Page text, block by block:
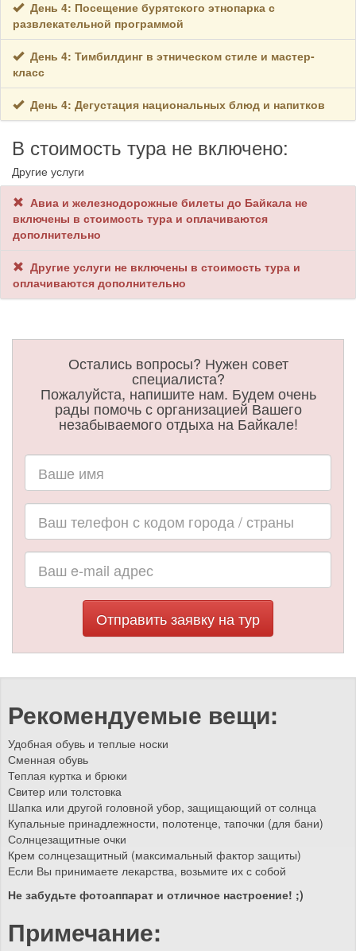
День 4: Посещение бурятского этнопарка с
развлекательной программой
День 4: Тимбилдинг в этническом стиле и мастер-
класс
День 4: Дегустация национальных блюд и напитков
В стоимость тура не включено:
Другие услуги
Авиа и железнодорожные билеты до Байкала не
включены в стоимость тура и оплачиваются
дополнительно
Другие услуги не включены в стоимость тура и
оплачиваются дополнительно
Остались вопросы? Нужен совет
специалиста?
Пожалуйста, напишите нам. Будем очень
рады помочь с организацией Вашего
незабываемого отдыха на Байкале!
Отправить заявку на тур
Рекомендуемые вещи:
Удобная обувь и теплые носки
Сменная обувь
Теплая куртка и брюки
Свитер или толстовка
Шапка или другой головной убор, защищающий от солнца
Купальные принадлежности, полотенце, тапочки (для бани)
Солнцезащитные очки
Крем солнцезащитный (максимальный фактор защиты)
Если Вы принимаете лекарства, возьмите их с собой
Не забудьте фотоаппарат и отличное настроение! ;)
Примечание: